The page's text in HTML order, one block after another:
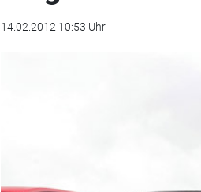
14.02.2012 10:53 Uhr